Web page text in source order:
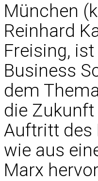
München
Reinhard
Freising,
Business
dem
die Zukunft
Auftritt des
wie aus
Marx